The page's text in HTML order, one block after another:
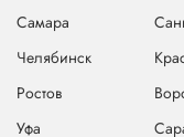
Самара
Челябинск
Ростов
Уфа